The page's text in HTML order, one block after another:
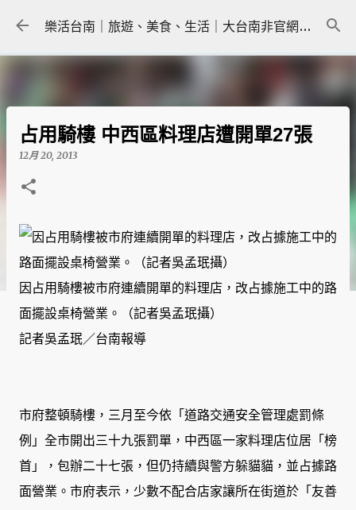
跳到主要內容 樂活台南｜旅遊、美食、生活｜大台南非官網｜tainanlohas.cc
占用騎樓 中西區料理店遭開單27張
12月 20, 2013
因占用騎樓被市府連續開單的料理店，改占據施工中的路
面擺設桌椅營業。（記者吳孟珉攝）
記者吳孟珉／台南報導
市府整頓騎樓，三月至今依「道路交通安全管理處罰條
例」全市開出三十九張罰單，中西區一家料理店位居「榜
首」，包辦二十七張，但仍持續與警方躲貓貓，並占據路
面營業。市府表示，少數不配合店家讓所在街道於「友善